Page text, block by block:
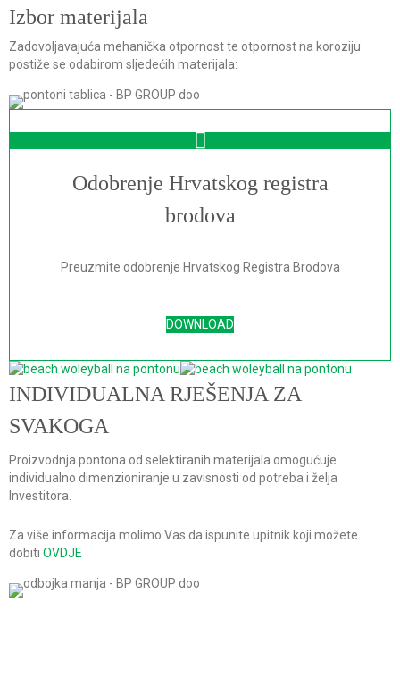
Izbor materijala
Zadovoljavajuća mehanička otpornost te otpornost na koroziju
postiže se odabirom sljedećih materijala:
Odobrenje Hrvatskog registra
brodova
Preuzmite odobrenje Hrvatskog Registra Brodova
DOWNLOAD
INDIVIDUALNA RJEŠENJA ZA
SVAKOGA
Proizvodnja pontona od selektiranih materijala omogućuje
individualno dimenzioniranje u zavisnosti od potreba i želja
Investitora.
Za više informacija molimo Vas da ispunite upitnik koji možete
dobiti OVDJE